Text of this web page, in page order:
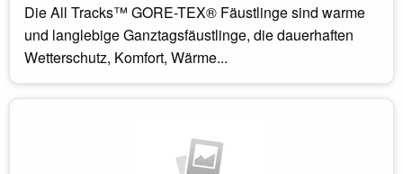
Die All Tracks™ GORE-TEX® Fäustlinge sind warme
und langlebige Ganztagsfäustlinge, die dauerhaften
Wetterschutz, Komfort, Wärme...